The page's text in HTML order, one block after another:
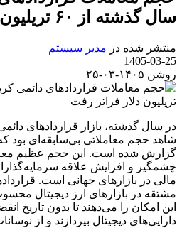
سال گذشته از ۶۰ تریلیون دلار فراتر رفت
منتشر شده در مدیر سیستم
1405-03-25
روشن ۱۴۰۵-۰۳-۲۵
در سال گذشته، بازار قراردادهای
گزارش شده است. این حجم عظیم
چشمگیر و افزایش علاقه
مالی در بازارهای جهانی است.
مشتقه در بازارهای ارز دیجیتال
این امکان را می‌دهند تا بدون تاریخ
دارایی‌های دیجیتال بپردازند و از